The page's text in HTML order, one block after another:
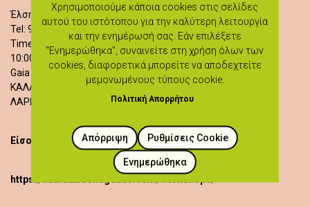
Έλση Χατζηπαυλή
Tel: 99675618
Time of Activities:
10:00 - 12:00
Gaia Olea- Οδός 1ης Απριλίου
ΚΑΛΑΒΑΣΟΣ
ΛΑΡΝΑΚΑ
Είσοδος δωρεάν
https://heartlandoflegends.com/workshops/
Χρησιμοποιούμε κάποια cookies στις σελίδες
αυτού του ιστότοπου για την καλύτερη λειτουργία
και την ενημέρωσή σας. Εάν επιλέξετε
"Ενημερώθηκα", συναινείτε στη χρήση όλων των
cookies, διαφορετικά μπορείτε να αποδεχτείτε
μεμονωμένους τύπους cookie.
Πολιτική Απορρήτου
Ρυθμίσεις Cookie
Απόρριψη
Ενημερώθηκα